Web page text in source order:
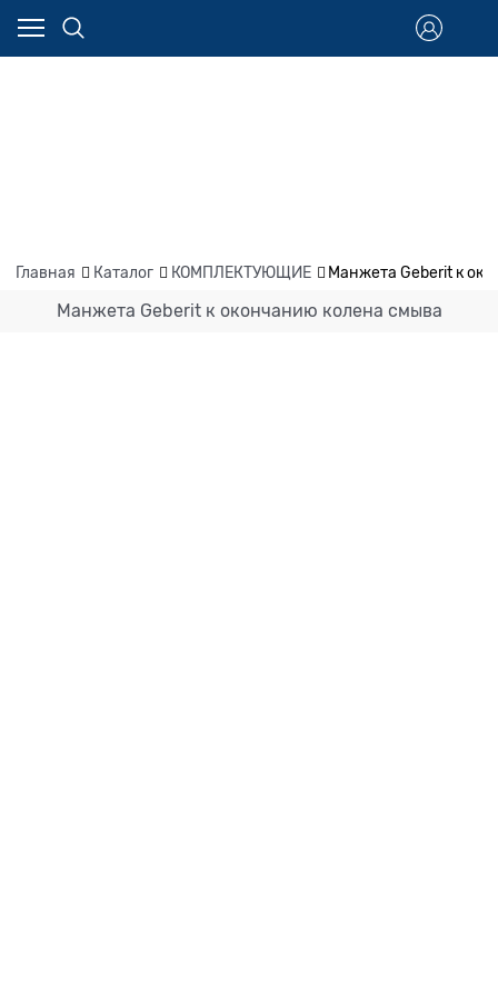
Главная Каталог КОМПЛЕКТУЮЩИЕ Манжета Geberit к
Манжета Geberit к окончанию колена смыва